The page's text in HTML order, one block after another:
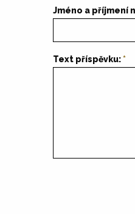
Jméno a příjmení
Text příspěvku: